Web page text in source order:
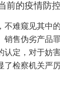
的疫情防
不难窥见其
售伪劣产
定，对于
检察机关